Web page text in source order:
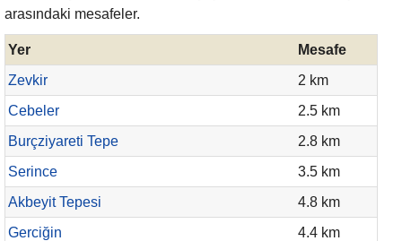
arasındaki mesafeler.
Yer
Mesafe
Zevkir
2 km
Cebeler
2.5 km
Burçziyareti Tepe
2.8 km
Serince
3.5 km
Akbeyit Tepesi
4.8 km
Gerciğin
4.4 km